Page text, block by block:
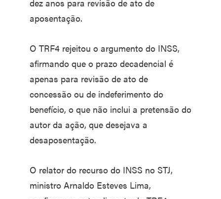
dez anos para revisão de ato de
aposentação.
O TRF4 rejeitou o argumento do INSS,
afirmando que o prazo decadencial é
apenas para revisão de ato de
concessão ou de indeferimento do
benefício, o que não inclui a pretensão do
autor da ação, que desejava a
desaposentação.
O relator do recurso do INSS no STJ,
ministro Arnaldo Esteves Lima,